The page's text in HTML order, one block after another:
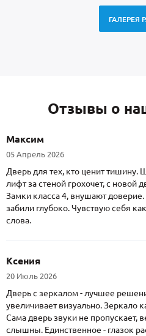
ГАЛЕРЕЯ
Отзывы о
Максим
05 Апрель 2026
Дверь для тех, кто ценит тишину.
лифт за стеной грохочет, с новой
Замки класса 4, внушают
забили глубоко. Чувствую себя
слова.
Ксения
20 Июль 2026
Дверь с зеркалом - лучшее
увеличивает визуально. Зеркало
Сама дверь звуки не пропускает,
слышны. Единственное - глазок